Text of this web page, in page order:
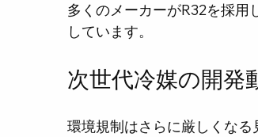
多くのメーカーがR32を採用
しています。
次世代冷媒の開発
環境規制はさらに厳しくな